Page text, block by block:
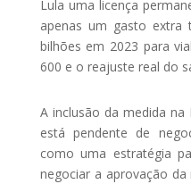
Lula uma licença
apenas um gasto extra
bilhões em 2023 para
600 e o reajuste real do
A inclusão da medida na
está pendente de
como uma estratégia
negociar a aprovação da